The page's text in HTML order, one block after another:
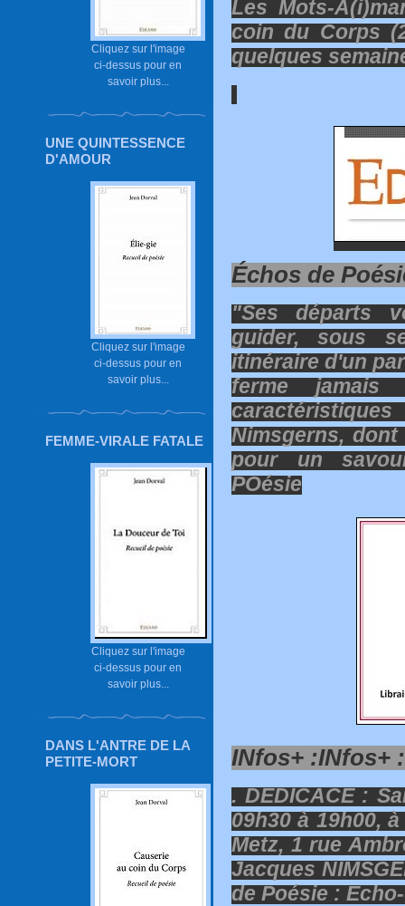
Cliquez sur l'image
ci-dessus pour en
savoir plus...
UNE QUINTESSENCE
D'AMOUR
Cliquez sur l'image
ci-dessus pour en
savoir plus...
FEMME-VIRALE FATALE
Cliquez sur l'image
ci-dessus pour en
savoir plus...
DANS L'ANTRE DE LA
PETITE-MORT
Les Mots-
coin du Corps
quelques
Échos de
"Ses départs
guider, sous
itinéraire d'un
ferme jamais
Nimsgerns,
pour un
POésie
INfos+ :INfos+ :
. DEDICACE :
09h30 à 19h00,
Metz, 1 rue
Jacques
de Poésie :